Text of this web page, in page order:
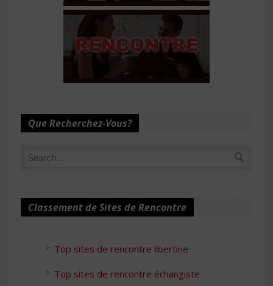
Que Recherchez-Vous?
Classement de Sites de Rencontre
Top sites de rencontre libertine
Top sites de rencontre échangiste